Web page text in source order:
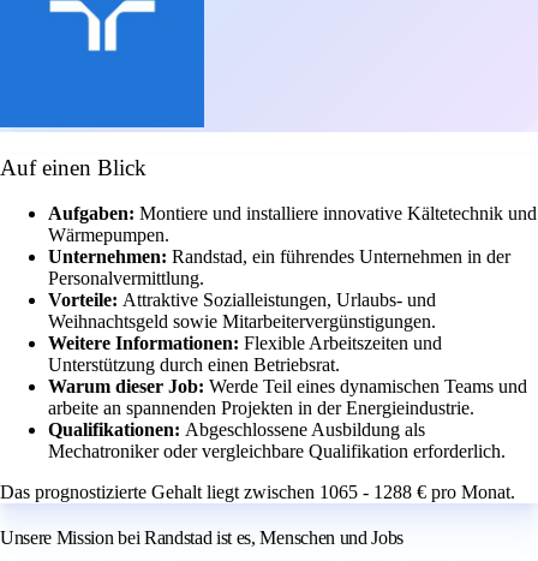
Auf einen Blick
Aufgaben: Montiere und installiere innovative Kältetechnik und
Wärmepumpen.
Unternehmen: Randstad, ein führendes Unternehmen in der
Personalvermittlung.
Vorteile: Attraktive Sozialleistungen, Urlaubs- und
Weihnachtsgeld sowie Mitarbeitervergünstigungen.
Weitere Informationen: Flexible Arbeitszeiten und
Unterstützung durch einen Betriebsrat.
Warum dieser Job: Werde Teil eines dynamischen Teams und
arbeite an spannenden Projekten in der Energieindustrie.
Qualifikationen: Abgeschlossene Ausbildung als
Mechatroniker oder vergleichbare Qualifikation erforderlich.
Das prognostizierte Gehalt liegt zwischen 1065 - 1288 € pro Monat.
Unsere Mission bei Randstad ist es, Menschen und Jobs